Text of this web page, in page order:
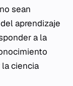
sean
aprendizaje
a la
ciencia